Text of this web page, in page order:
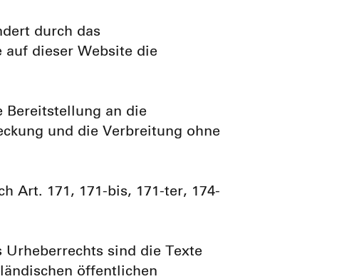
durch das
auf dieser Website die
Bereitstellung an die
und die Verbreitung ohne
Art. 171, 171-bis, 171-ter, 174-
Urheberrechts sind die Texte
öffentlichen